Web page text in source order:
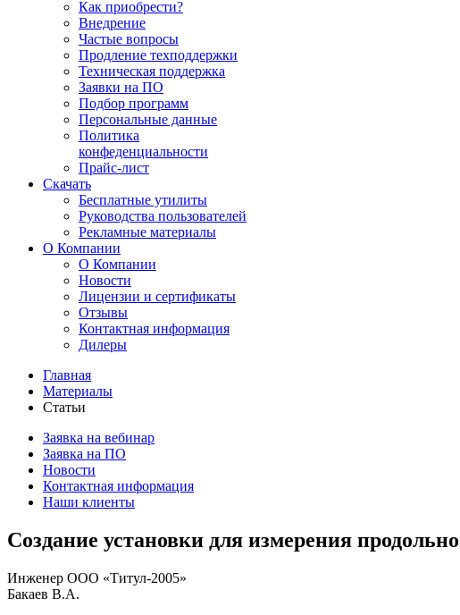
Как приобрести?
Внедрение
Частые вопросы
Продление техподдержки
Техническая поддержка
Заявки на ПО
Подбор программ
Персональные данные
Политика
конфеденциальности
Прайс-лист
Скачать
Бесплатные утилиты
Руководства пользователей
Рекламные материалы
О Компании
О Компании
Новости
Лицензии и сертификаты
Отзывы
Контактная информация
Дилеры
Главная
Материалы
Статьи
Заявка на вебинар
Заявка на ПО
Новости
Контактная информация
Наши клиенты
Создание установки для измерения
Инженер ООО «Титул-2005»
Бакаев В.А.